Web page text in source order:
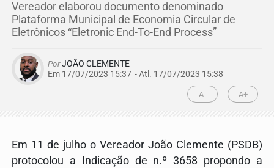
Vereador elaborou documento denominado
Plataforma Municipal de Economia Circular de
Eletrônicos “Eletronic End-To-End Process”
PorJOÃO CLEMENTE
Em 17/07/2023 15:37 - Atl. 17/07/2023 15:38
A- A+
Em 11 de julho o Vereador João Clemente (PSDB)
protocolou a Indicação de n.º 3658 propondo a